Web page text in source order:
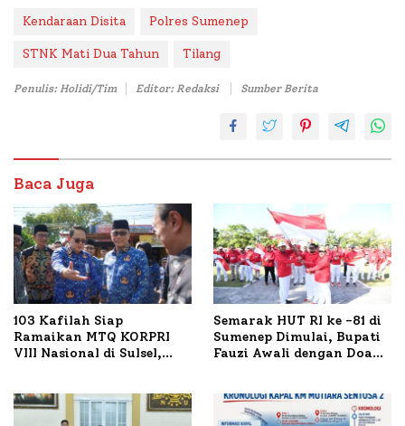
Kendaraan Disita Polres Sumenep
STNK Mati Dua Tahun Tilang
Penulis: Holidi/Tim Editor: Redaksi Sumber Berita
Baca Juga
103 Kafilah Siap
Ramaikan MTQ KORPRI
VIII Nasional di Sulsel,
Semarak HUT RI ke -81 di
Sumenep Dimulai, Bupati
Fauzi Awali dengan Doa